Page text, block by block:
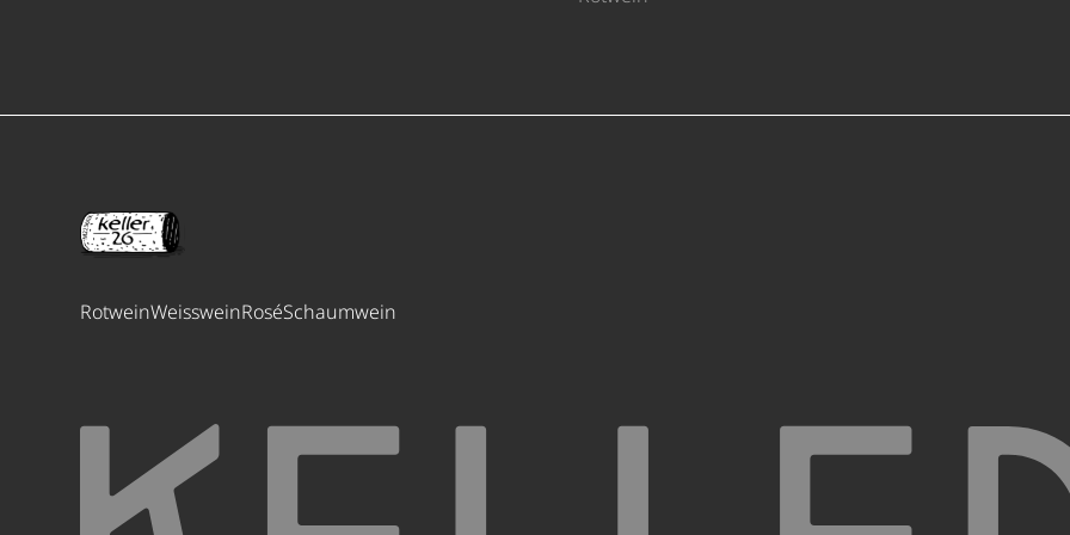
RotweinWeissweinRoséSchaumwein